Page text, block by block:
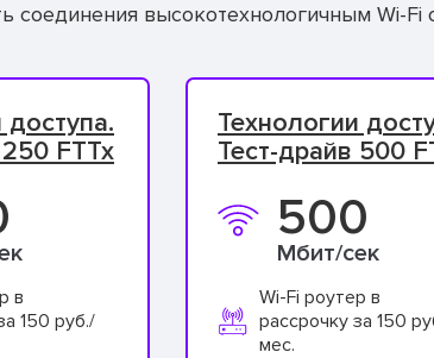
соединения высокотехнологичным Wi-Fi
доступа.
FTTx
в
150 руб./
Технологии
Тест-драйв 500
500
Мбит/сек
Wi-Fi роутер в
рассрочку за 150
мес.